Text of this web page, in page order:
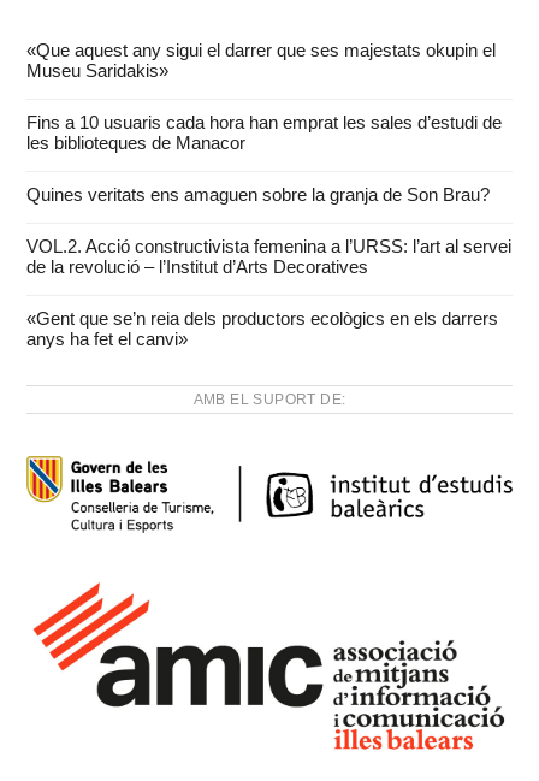
«Que aquest any sigui el darrer que ses majestats okupin el
Museu Saridakis»
Fins a 10 usuaris cada hora han emprat les sales d’estudi de
les biblioteques de Manacor
Quines veritats ens amaguen sobre la granja de Son Brau?
VOL.2. Acció constructivista femenina a l’URSS: l’art al servei
de la revolució – l’Institut d’Arts Decoratives
«Gent que se’n reia dels productors ecològics en els darrers
anys ha fet el canvi»
AMB EL SUPORT DE: